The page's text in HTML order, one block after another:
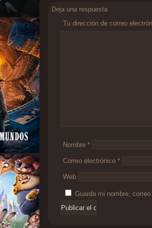
Deja una respuesta
Tu dirección de correo
Nombre *
Correo electrónico *
Web
Guarda mi nombre,